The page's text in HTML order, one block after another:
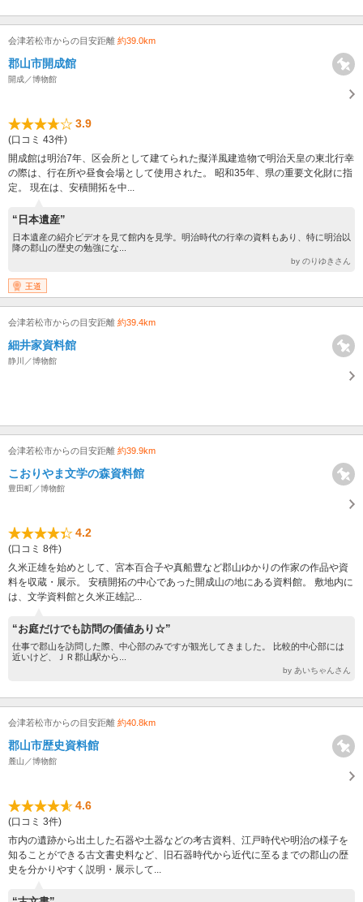
会津若松市からの目安距離 約39.0km
郡山市開成館
開成／博物館
3.9
(口コミ 43件)
開成館は明治7年、区会所として建てられた擬洋風建造物で明治天皇の東北行幸
の際は、行在所や昼食会場として使用された。 昭和35年、県の重要文化財に指
定。 現在は、安積開拓を中...
“日本遺産”
日本遺産の紹介ビデオを見て館内を見学。明治時代の行幸の資料もあり、特に明治以
降の郡山の歴史の勉強にな...
by のりゆきさん
王道
会津若松市からの目安距離 約39.4km
細井家資料館
静川／博物館
会津若松市からの目安距離 約39.9km
こおりやま文学の森資料館
豊田町／博物館
4.2
(口コミ 8件)
久米正雄を始めとして、宮本百合子や真船豊など郡山ゆかりの作家の作品や資
料を収蔵・展示。 安積開拓の中心であった開成山の地にある資料館。 敷地内に
は、文学資料館と久米正雄記...
“お庭だけでも訪問の価値あり☆”
仕事で郡山を訪問した際、中心部のみですが観光してきました。 比較的中心部には
近いけど、ＪＲ郡山駅から...
by あいちゃんさん
会津若松市からの目安距離 約40.8km
郡山市歴史資料館
麓山／博物館
4.6
(口コミ 3件)
市内の遺跡から出土した石器や土器などの考古資料、江戸時代や明治の様子を
知ることができる古文書史料など、旧石器時代から近代に至るまでの郡山の歴
史を分かりやすく説明・展示して...